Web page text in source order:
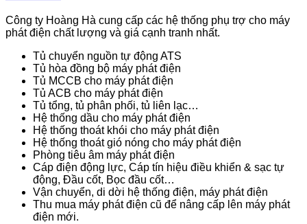
Công ty Hoàng Hà cung cấp các hệ thống phụ trợ cho máy
phát điện chất lượng và giá cạnh tranh nhất.
Tủ chuyển nguồn tự động ATS
Tủ hòa đồng bộ máy phát điện
Tủ MCCB cho máy phát điện
Tủ ACB cho máy phát điện
Tủ tổng, tủ phân phối, tủ liên lạc…
Hệ thống dầu cho máy phát điện
Hệ thống thoát khói cho máy phát điện
Hệ thống thoát gió nóng cho máy phát điện
Phòng tiêu âm máy phát điện
Cáp điện động lực, Cáp tín hiệu điều khiển & sạc tự
động, Đầu cốt, Bọc đầu cốt…
Vận chuyển, di dời hệ thống điện, máy phát điện
Thu mua máy phát điện cũ để nâng cấp lên máy phát
điện mới.